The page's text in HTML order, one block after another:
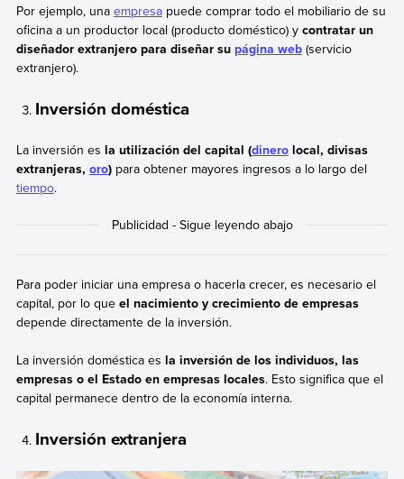
Por ejemplo, una empresapuede comprar todo el mobiliario de su
oficina a un productor local (producto doméstico) y contratar un
diseñador extranjero para diseñar su página web(servicio
extranjero).
Inversión doméstica
La inversión es la utilización del capital (dinerolocal, divisas
extranjeras, oro)para obtener mayores ingresos a lo largo del
tiempo.
Para poder iniciar una empresa o hacerla crecer, es necesario el
capital, por lo que el nacimiento y crecimiento de empresas
depende directamente de la inversión.
La inversión doméstica es la inversión de los individuos, las
empresas o el Estado en empresas locales. Esto significa que el
capital permanece dentro de la economía interna.
Inversión extranjera